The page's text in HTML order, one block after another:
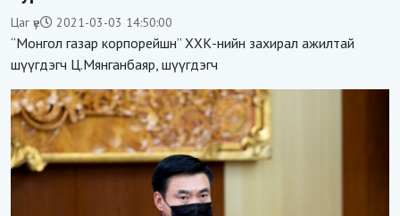
Цаг үе 2021-03-03 14:50:00
“Монгол газар корпорейшн” ХХК-нийн захирал ажилтай
шүүгдэгч Ц.Мянганбаяр, шүүгдэгч